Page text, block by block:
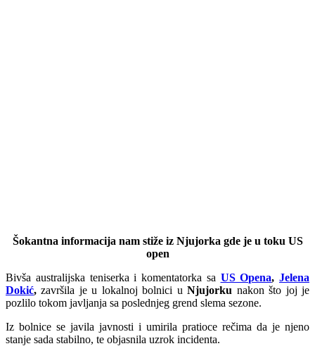
Šokantna informacija nam stiže iz Njujorka gde je u toku US
open
Bivša australijska teniserka i komentatorka sa US Opena, Jelena
Dokić, završila je u lokalnoj bolnici uNjujorku nakon što joj je
pozlilo tokom javljanja sa poslednjeg grend slema sezone.
Iz bolnice se javila javnosti i umirila pratioce rečima da je njeno
stanje sada stabilno, te objasnila uzrok incidenta.